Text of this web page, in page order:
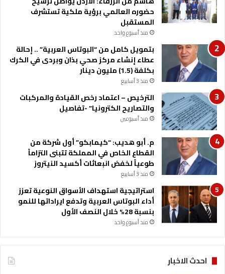
ر
ا
ة
و
م
ت
ا
ب
ع
ة
أ
و
ل
ي
ا
ت
ا
ل
ا
ظ
ن
ة
ل
ب
ا
ح
ت
ي
ا
ج
ا
ت
ل
ش
ب
ا
ب
حضوره العالمي برؤية ملكية تستشرف
المستقبل
منذ أسبوع واحد
بتمويل كامل من “البوتاس العربية” .. إحالة
عطاء إنشاء مركز صحي بذان وبردى في الكرك
بكلفة (1.5) مليون دينار
منذ 3 أسابيع
الترخيص – اعتماد رخص القيادة والمركبات
والتصاريح الكترونيا” -تفاصيل
منذ أسبوعين
م. أبو هديب: “كيمابكو” أول شركة من
القطاع الخاص في المملكة تتبنى التزاماً
طوعياً لخفض انبعاثات أكسيد النيتروز
منذ 3 أسابيع
استراتيجية استهداف الأسواق النوعية تعزز
أداء البوتاس العربية وتدفع ايراداتها للنمو
بنسبة 28% خلال النصف الأول
منذ أسبوع واحد
احدث الاخبار